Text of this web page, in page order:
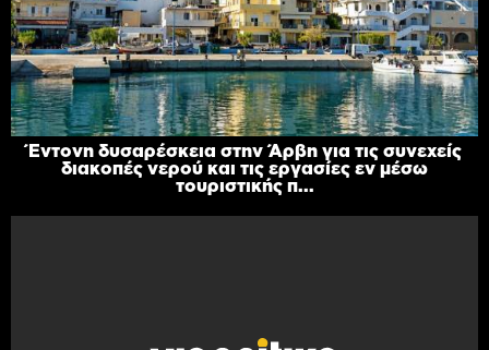
Έντονη δυσαρέσκεια στην Άρβη για τις συνεχείς
διακοπές νερού και τις εργασίες εν μέσω
τουριστικής π...